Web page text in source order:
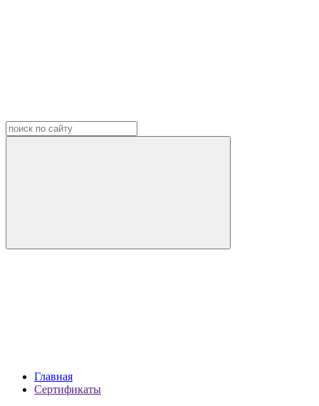
Главная
Сертификаты